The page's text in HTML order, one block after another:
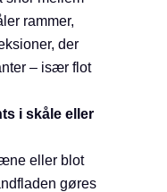
rammer,
der
– især flot
i skåle eller
eller blot
gøres